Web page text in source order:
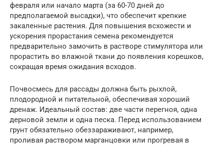
февраля или начало марта (за 60-70 дней до
предполагаемой высадки), что обеспечит крепкие
закаленные растения. Для повышения всхожести и
ускорения прорастания семена рекомендуется
предварительно замочить в растворе стимулятора или
прорастить во влажной ткани до появления корешков,
сокращая время ожидания всходов.
Почвосмесь для рассады должна быть рыхлой,
плодородной и питательной, обеспечивая хороший
дренаж. Идеальный состав: две части перегноя, одна
дерновой земли и одна песка. Перед использованием
грунт обязательно обеззараживают, например,
проливая раствором марганцовки или прогревая в